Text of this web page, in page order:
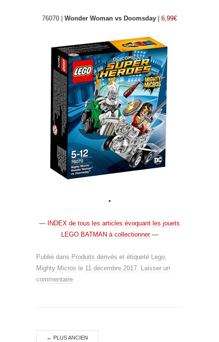
76070 | Wonder Woman vs Doomsday 6,99€
•
—
INDEX de tous les articles évoquant les jouets
LEGO BATMAN à collectionner—
Publié dans Produits dérivés et étiqueté Lego,
Mighty Micros le 11 décembre 2017. Laisser un
commentaire
← PLUS ANCIEN